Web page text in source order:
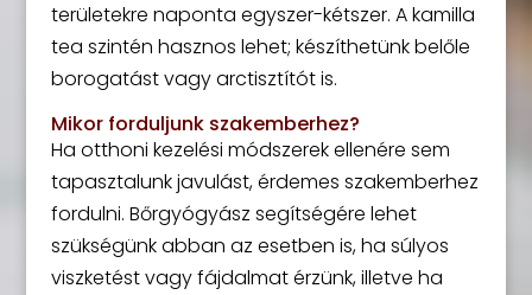
területekre naponta egyszer-kétszer. A kamilla
tea szintén hasznos lehet; készíthetünk belőle
borogatást vagy arctisztítót is.
Mikor forduljunk szakemberhez?
Ha otthoni kezelési módszerek ellenére sem
tapasztalunk javulást, érdemes szakemberhez
fordulni. Bőrgyógyász segítségére lehet
szükségünk abban az esetben is, ha súlyos
viszketést vagy fájdalmat érzünk, illetve ha